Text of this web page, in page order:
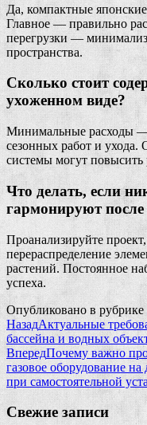
Да, компактные
Главное — правильно
перегрузки —
пространства.
Сколько стоит
ухоженном виде?
Минимальные расходы —
сезонных работ и ухода.
системы могут повысить
Что делать, если
гармонируют
Проанализируйте
перераспределение
растений. Постоянное
успеха.
Опубликовано в рубрике
НазадАктуальные
бассейна и водных
ВпередПочему важно
газовое оборудование
при самостоятельной
Свежие записи